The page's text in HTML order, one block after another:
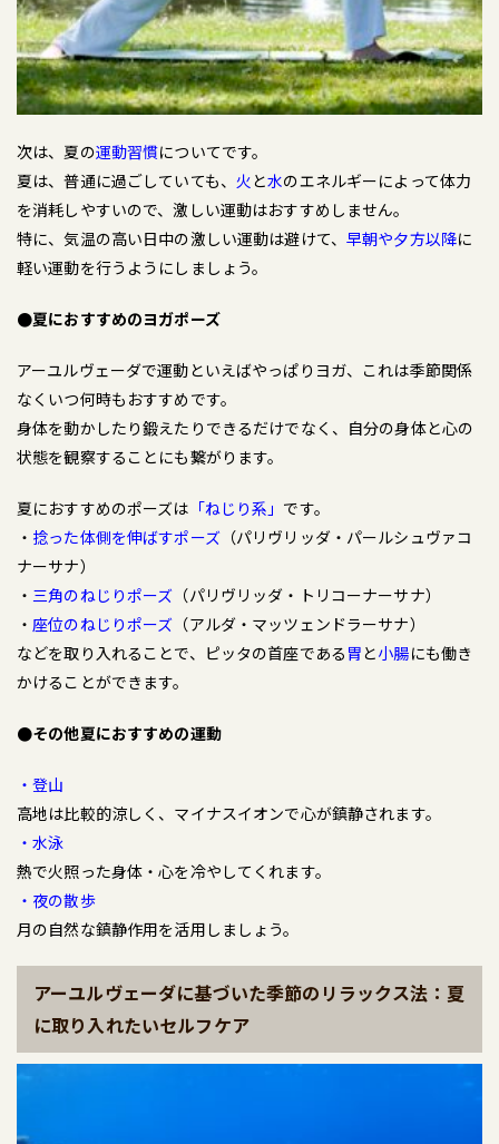
次は、夏の運動習慣についてです。
夏は、普通に過ごしていても、 火と水のエネルギーによって体力
を消耗しやすいので、激しい運動はおすすめしません。
特に、気温の高い日中の激しい運動は避けて、 早朝や夕方以降に
軽い運動を行うようにしましょう。
●夏におすすめのヨガポーズ
アーユルヴェーダで運動といえばやっぱりヨガ、これは季節関係
なくいつ何時もおすすめです。
身体を動かしたり鍛えたりできるだけでなく、自分の身体と心の
状態を観察することにも繋がります。
夏におすすめのポーズは 「ねじり系」 です。
・ 捻った体側を伸ばすポーズ（パリヴリッダ・パールシュヴァコ
ナーサナ）
・ 三角のねじりポーズ （パリヴリッダ・トリコーナーサナ）
・ 座位のねじりポーズ （アルダ・マッツェンドラーサナ）
などを取り入れることで、ピッタの首座である 胃と小腸にも働き
かけることができます。
●その他夏におすすめの運動
・登山
高地は比較的涼しく、マイナスイオンで心が鎮静されます。
・水泳
熱で火照った身体・心を冷やしてくれます。
・夜の散歩
月の自然な鎮静作用を活用しましょう。
アーユルヴェーダに基づいた季節のリラックス法：夏
に取り入れたいセルフケア